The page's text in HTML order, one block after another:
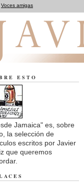
Voces amigas
ESTO
Jamaica" es, sobre
la selección de
escritos por Javier
que queremos